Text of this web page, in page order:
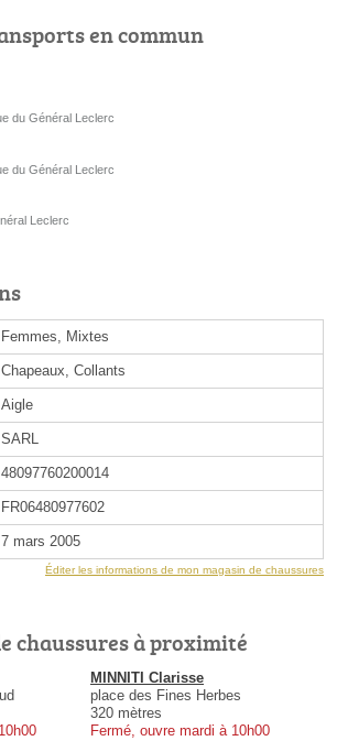
en commun
du Général Leclerc
du Général Leclerc
Leclerc
Femmes, Mixtes
Chapeaux, Collants
Aigle
SARL
48097760200014
FR06480977602
7 mars 2005
Éditer les informations de mon magasin de chaussures
chaussures à proximité
MINNITI Clarisse
place des Fines Herbes
320 mètres
Fermé, ouvre mardi à 10h00